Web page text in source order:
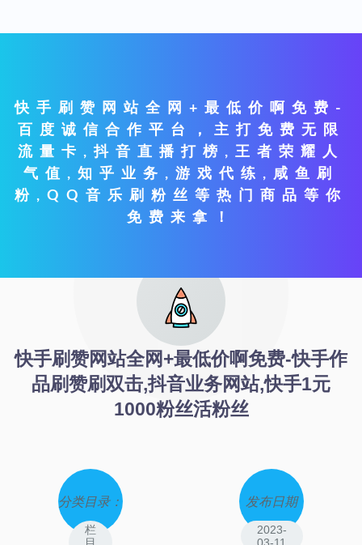
快手刷赞网站全网+最低价啊免费-
百度诚信合作平台，主打免费无限
流量卡,抖音直播打榜,王者荣耀人
气值,知乎业务,游戏代练,咸鱼刷
粉,QQ音乐刷粉丝等热门商品等你
免费来拿！
快手刷赞网站全网+最低价啊免费-快手作
品刷赞刷双击,抖音业务网站,快手1元
1000粉丝活粉丝
分类目录：
栏
发布日期
2023-